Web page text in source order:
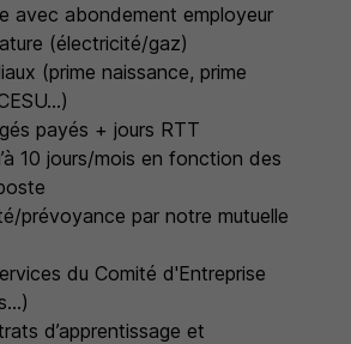
avec abondement employeur
(électricité/gaz)
(prime naissance, prime
payés + jours RTT
10 jours/mois en fonction des
prévoyance par notre mutuelle
du Comité d'Entreprise
d’apprentissage et